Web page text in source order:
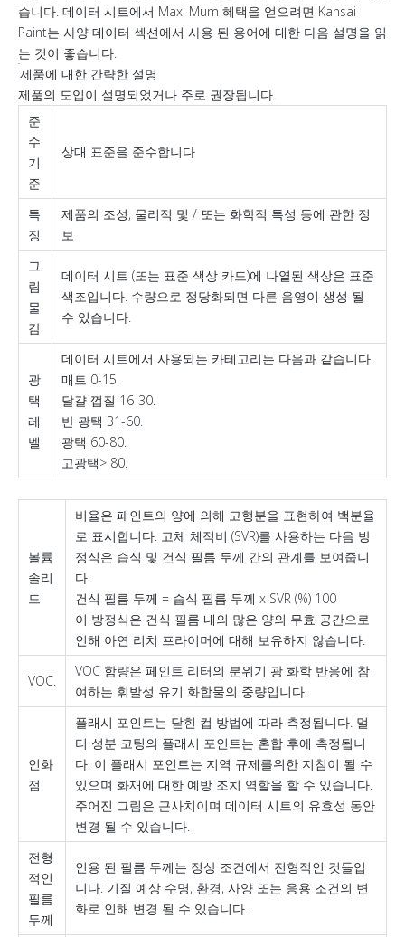
습니다. 데이터 시트에서 Maxi Mum 혜택을 얻으려면 Kansai
Paint는 사양 데이터 섹션에서 사용 된 용어에 대한 다음 설명을 읽
는 것이 좋습니다.
제품에 대한 간략한 설명
제품의 도입이 설명되었거나 주로 권장됩니다.
준
수
기
준
상대 표준을 준수합니다
특
징
제품의 조성, 물리적 및 / 또는 화학적 특성 등에 관한 정
보
그
림
물
감
데이터 시트 (또는 표준 색상 카드)에 나열된 색상은 표준
색조입니다. 수량으로 정당화되면 다른 음영이 생성 될
수 있습니다.
광
택
레
벨
데이터 시트에서 사용되는 카테고리는 다음과 같습니다.
매트 0-15.
달걀 껍질 16-30.
반 광택 31-60.
광택 60-80.
고광택> 80.
볼륨
솔리
드
비율은 페인트의 양에 의해 고형분을 표현하여 백분율
로 표시합니다. 고체 체적비 (SVR)를 사용하는 다음 방
정식은 습식 및 건식 필름 두께 간의 관계를 보여줍니
다.
건식 필름 두께 = 습식 필름 두께 x SVR (%) 100
이 방정식은 건식 필름 내의 많은 양의 무효 공간으로
인해 아연 리치 프라이머에 대해 보유하지 않습니다.
VOC.
VOC 함량은 페인트 리터의 분위기 광 화학 반응에 참
여하는 휘발성 유기 화합물의 중량입니다.
인화
점
플래시 포인트는 닫힌 컵 방법에 따라 측정됩니다. 멀
티 성분 코팅의 플래시 포인트는 혼합 후에 측정됩니
다. 이 플래시 포인트는 지역 규제를위한 지침이 될 수
있으며 화재에 대한 예방 조치 역할을 할 수 있습니다.
주어진 그림은 근사치이며 데이터 시트의 유효성 동안
변경 될 수 있습니다.
전형
적인
필름
두께
인용 된 필름 두께는 정상 조건에서 전형적인 것들입
니다. 기질 예상 수명, 환경, 사양 또는 응용 조건의 변
화로 인해 변경 될 수 있습니다.